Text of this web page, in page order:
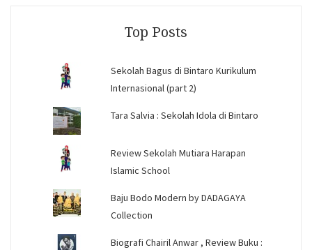
Top Posts
Sekolah Bagus di Bintaro Kurikulum
Internasional (part 2)
Tara Salvia : Sekolah Idola di Bintaro
Review Sekolah Mutiara Harapan
Islamic School
Baju Bodo Modern by DADAGAYA
Collection
Biografi Chairil Anwar , Review Buku :